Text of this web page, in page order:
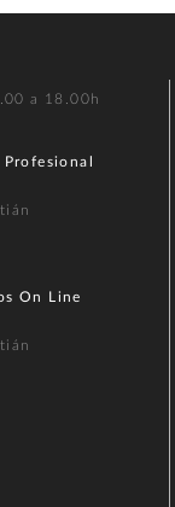
a 18.00h
On Line